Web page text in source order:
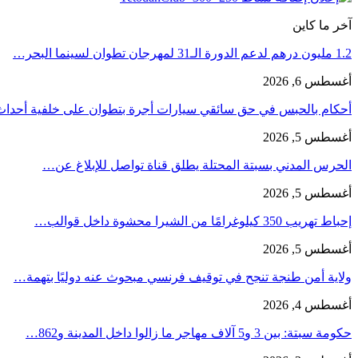
آخر ما كاين
1.2 مليون درهم لدعم الدورة الـ31 لمهرجان تطوان لسينما البحر…
أغسطس 6, 2026
أحكام بالحبس في حق سائقي سيارات أجرة بتطوان على خلفية
أغسطس 5, 2026
الحرس المدني بسبتة المحتلة يطلق قناة تواصل للإبلاغ عن…
أغسطس 5, 2026
إحباط تهريب 350 كيلوغرامًا من الشيرا محشوة داخل قوالب…
أغسطس 5, 2026
ولاية أمن طنجة تنجح في توقيف فرنسي مبحوث عنه دوليًا بتهمة…
أغسطس 4, 2026
حكومة سبتة: بين 3 و5 آلاف مهاجر ما زالوا داخل المدينة و862…